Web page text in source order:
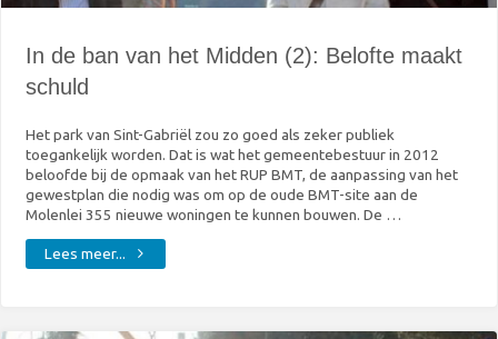
In de ban van het Midden (2): Belofte maakt
schuld
Het park van Sint-Gabriël zou zo goed als zeker publiek
toegankelijk worden. Dat is wat het gemeentebestuur in 2012
beloofde bij de opmaak van het RUP BMT, de aanpassing van het
gewestplan die nodig was om op de oude BMT-site aan de
Molenlei 355 nieuwe woningen te kunnen bouwen. De …
Lees meer..."In